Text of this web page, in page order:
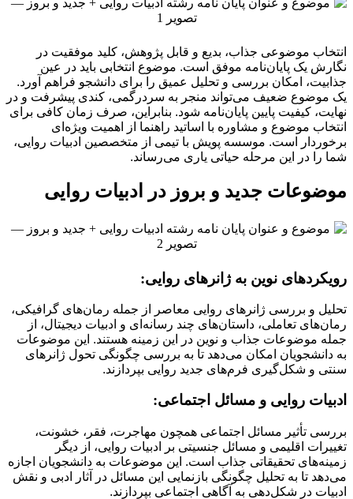
انتخاب موضوعی جذاب، بدیع و قابل پژوهش، کلید موفقیت در
نگارش یک پایان‌نامه موفق است. موضوع انتخابی باید در عین
جذابیت، امکان بررسی و تحلیل عمیق را برای دانشجو فراهم آورد.
یک موضوع ضعیف می‌تواند منجر به سردرگمی، کندی پیشرفت و در
نهایت، کیفیت پایین پایان‌نامه شود. بنابراین، صرف زمان کافی برای
انتخاب موضوع و مشاوره با اساتید راهنما از اهمیت ویژه‌ای
برخوردار است. موسسه پویش با تیمی از متخصصین ادبیات روایی،
شما را در این مرحله حیاتی یاری می‌رساند.
موضوعات جدید و بروز در ادبیات روایی
رویکردهای نوین به ژانرهای روایی:
تحلیل و بررسی ژانرهای روایی معاصر از جمله رمان‌های گرافیکی،
رمان‌های تعاملی، داستان‌های چند رسانه‌ای و ادبیات دیجیتال، از
جمله موضوعات جذاب و نوین در این زمینه هستند. این موضوعات
به دانشجویان امکان می‌دهد تا به بررسی چگونگی تحول ژانرهای
سنتی و شکل‌گیری فرم‌های جدید روایی بپردازند.
ادبیات روایی و مسائل اجتماعی:
بررسی تأثیر مسائل اجتماعی همچون مهاجرت، فقر، خشونت،
تغییرات اقلیمی و مسائل جنسیتی بر ادبیات روایی، از دیگر
زمینه‌های تحقیقاتی جذاب است. این موضوعات به دانشجویان اجازه
می‌دهد تا به تحلیل چگونگی بازنمایی این مسائل در آثار ادبی و نقش
ادبیات در شکل‌دهی به آگاهی اجتماعی بپردازند.